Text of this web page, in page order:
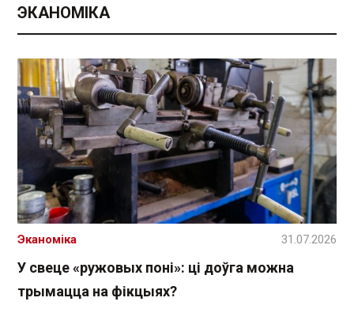
ЭКАНОМІКА
У свеце «ружовых поні»: ці доўга можна
трымацца на фікцыях?
Эканоміка 31.07.2026